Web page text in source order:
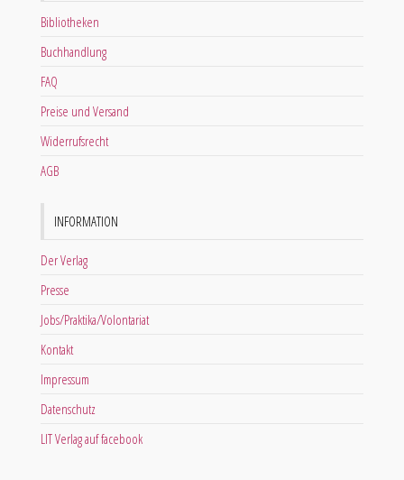
Bibliotheken
Buchhandlung
FAQ
Preise und Versand
Widerrufsrecht
AGB
INFORMATION
Der Verlag
Presse
Jobs/Praktika/Volontariat
Kontakt
Impressum
Datenschutz
LIT Verlag auf facebook